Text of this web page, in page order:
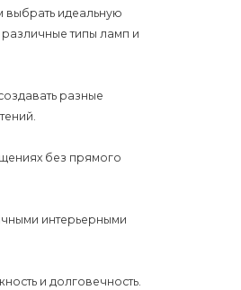
выбрать идеальную
типы ламп и
разные
без прямого
интерьерными
и долговечность.